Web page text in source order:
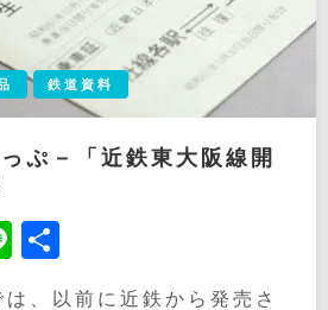
鉄道資料
ぷ－「近鉄東大阪線開
Line
有
、以前に近鉄から発売さ